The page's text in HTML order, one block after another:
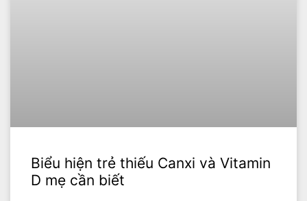
Biểu hiện trẻ thiếu Canxi và Vitamin
D mẹ cần biết